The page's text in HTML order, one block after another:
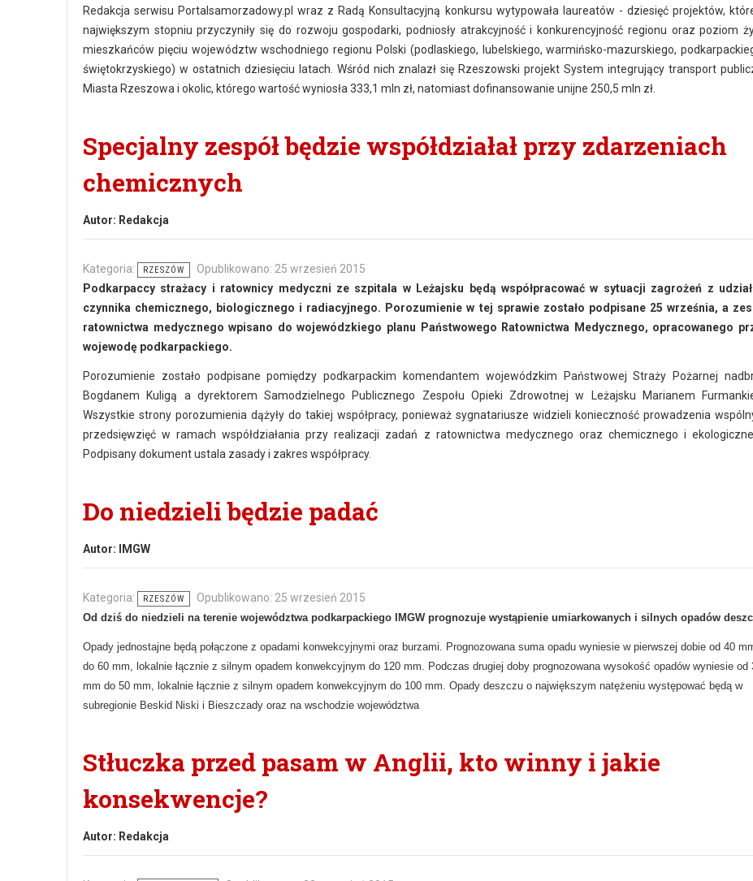
Redakcja serwisu Portalsamorzadowy.pl wraz z Radą Konsultacyjną konkursu wytypowała laureatów - dziesięć projektów,
największym stopniu przyczyniły się do rozwoju gospodarki, podniosły atrakcyjność i konkurencyjność regionu oraz poziom
mieszkańców pięciu województw wschodniego regionu Polski (podlaskiego, lubelskiego, warmińsko-mazurskiego,
świętokrzyskiego) w ostatnich dziesięciu latach. Wśród nich znalazł się Rzeszowski projekt System integrujący transport
Miasta Rzeszowa i okolic, którego wartość wyniosła 333,1 mln zł, natomiast dofinansowanie unijne 250,5 mln zł.
Specjalny zespół będzie współdziałał przy zdarzeniach
chemicznych
Autor: Redakcja
Kategoria: RZESZÓW
Opublikowano: 25 wrzesień 2015
Podkarpaccy strażacy i ratownicy medyczni ze szpitala w Leżajsku będą współpracować w sytuacji zagrożeń z
czynnika chemicznego, biologicznego i radiacyjnego. Porozumienie w tej sprawie zostało podpisane 25 września, a
ratownictwa medycznego wpisano do wojewódzkiego planu Państwowego Ratownictwa Medycznego, opracowanego
wojewodę podkarpackiego.
Porozumienie zostało podpisane pomiędzy podkarpackim komendantem wojewódzkim Państwowej Straży Pożarnej
Bogdanem Kuligą a dyrektorem Samodzielnego Publicznego Zespołu Opieki Zdrowotnej w Leżajsku Marianem
Wszystkie strony porozumienia dążyły do takiej współpracy, ponieważ sygnatariusze widzieli konieczność prowadzenia
przedsięwzięć w ramach współdziałania przy realizacji zadań z ratownictwa medycznego oraz chemicznego i
Podpisany dokument ustala zasady i zakres współpracy.
Do niedzieli będzie padać
Autor: IMGW
Kategoria: RZESZÓW Opublikowano: 25 wrzesień 2015
Od dziś do niedzieli na terenie województwa podkarpackiego IMGW prognozuje wystąpienie umiarkowanych i silnych opadów
Opady jednostajne będą połączone z opadami konwekcyjnymi oraz burzami. Prognozowana suma opadu wyniesie w pierwszej dobie od 40
do 60 mm, lokalnie łącznie z silnym opadem konwekcyjnym do 120 mm. Podczas drugiej doby prognozowana wysokość opadów wyniesie od
mm do 50 mm, lokalnie łącznie z silnym opadem konwekcyjnym do 100 mm. Opady deszczu o największym natężeniu występować będą w
subregionie Beskid Niski i Bieszczady oraz na wschodzie województwa
Stłuczka przed pasam w Anglii, kto winny i jakie
konsekwencje?
Autor: Redakcja